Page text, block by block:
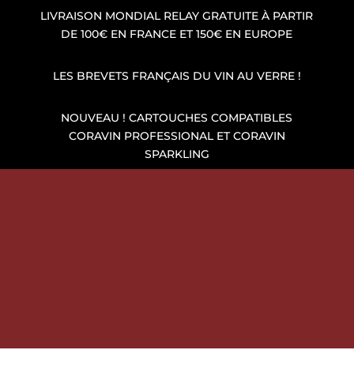
LIVRAISON MONDIAL RELAY GRATUITE À PARTIR
DE 100€ EN FRANCE ET 150€ EN EUROPE
LES BREVETS FRANÇAIS DU VIN AU VERRE !
NOUVEAU ! CARTOUCHES COMPATIBLES
CORAVIN PROFESSIONAL ET CORAVIN
SPARKLING